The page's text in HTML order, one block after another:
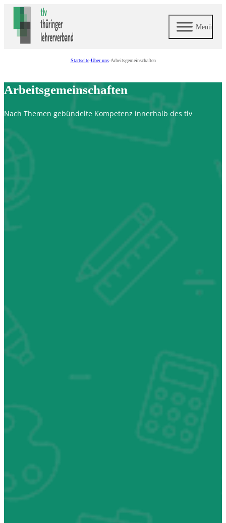
Menü
Startseite-Über uns-Arbeitsgemeinschaften
Arbeitsgemeinschaften
Nach Themen gebündelte Kompetenz innerhalb des tlv